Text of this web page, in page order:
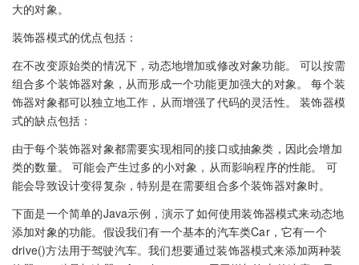
大的对象。
装饰器模式的优点包括：
在不改变原始类的情况下，动态地增加或修改对象功能。 可以按需
组合多个装饰器对象，从而形成一个功能更加强大的对象。 每个装
饰器对象都可以独立地工作，从而增强了代码的灵活性。 装饰器模
式的缺点包括：
由于每个装饰器对象都需要实现相同的接口或抽象类，因此会增加
类的数量。 可能会产生过多的小对象，从而影响程序的性能。 可
能会导致设计变得复杂，特别是在需要组合多个装饰器对象时。
下面是一个简单的Java示例，演示了如何使用装饰器模式来动态地
添加对象的功能。假设我们有一个基本的汽车类Car，它有一个
drive()方法用于驾驶汽车。我们想要通过装饰器模式来添加两种装